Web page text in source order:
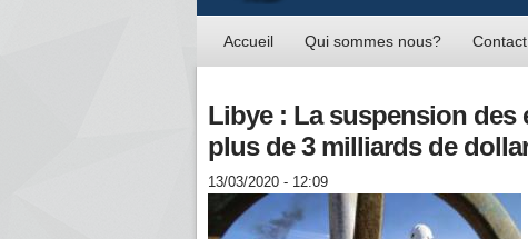
Accueil Qui sommes nous? Contact
Libye : La suspension des
plus de 3 milliards de
13/03/2020 - 12:09